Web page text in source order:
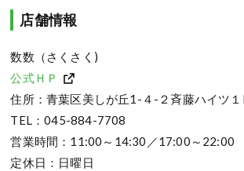
店舗情報
数数（さくさく)
公式ＨＰ
住所：青葉区美しが丘1-４-２斉藤ハイツ
TEL：045-884-7708
営業時間：11:00～14:30／17:00～22:00
定休日：日曜日